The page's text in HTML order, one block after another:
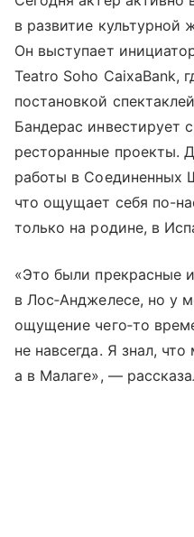
в развитие культурной
Он выступает
Teatro Soho CaixaBank,
постановкой
Бандерас инвестирует
ресторанные проекты.
работы в Соединенных
что ощущает себя по-
только на родине, в
«Это были прекрасные
в Лос‑Анджелесе, но у
ощущение чего‑то
не навсегда. Я знал,
а в Малаге», —